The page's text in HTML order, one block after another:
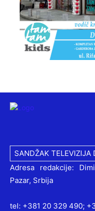
SANDŽAK TELEVIZIJA
Adresa redakcije:
Pazar, Srbija
tel: +381 20 329 490;